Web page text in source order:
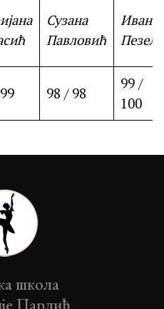
Сузана
Павловић
Ивана
Пезељ
98 / 98
99 /
100
школа